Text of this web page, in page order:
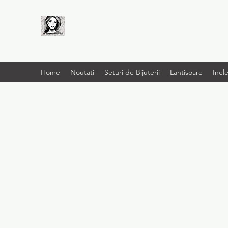
Home Noutati Seturi de Bijuterii Lantisoare Inele